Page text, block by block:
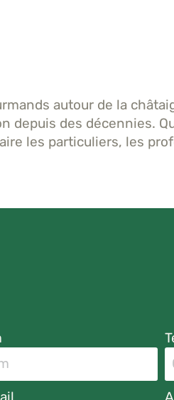
autour de la
depuis des décennies.
les particuliers, les